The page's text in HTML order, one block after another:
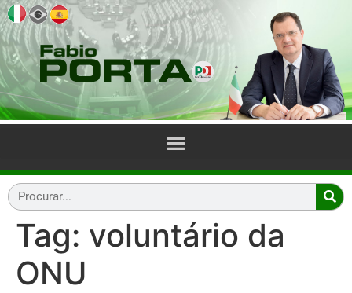
Tag: voluntário da
ONU